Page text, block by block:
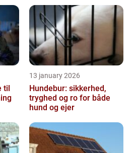
13 january 2026
Hundebur: sikkerhed,
tryghed og ro for både
hund og ejer